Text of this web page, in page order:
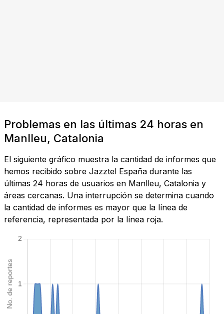
Problemas en las últimas 24 horas en
Manlleu, Catalonia
El siguiente gráfico muestra la cantidad de informes que
hemos recibido sobre Jazztel España durante las
últimas 24 horas de usuarios en Manlleu, Catalonia y
áreas cercanas. Una interrupción se determina cuando
la cantidad de informes es mayor que la línea de
referencia, representada por la línea roja.